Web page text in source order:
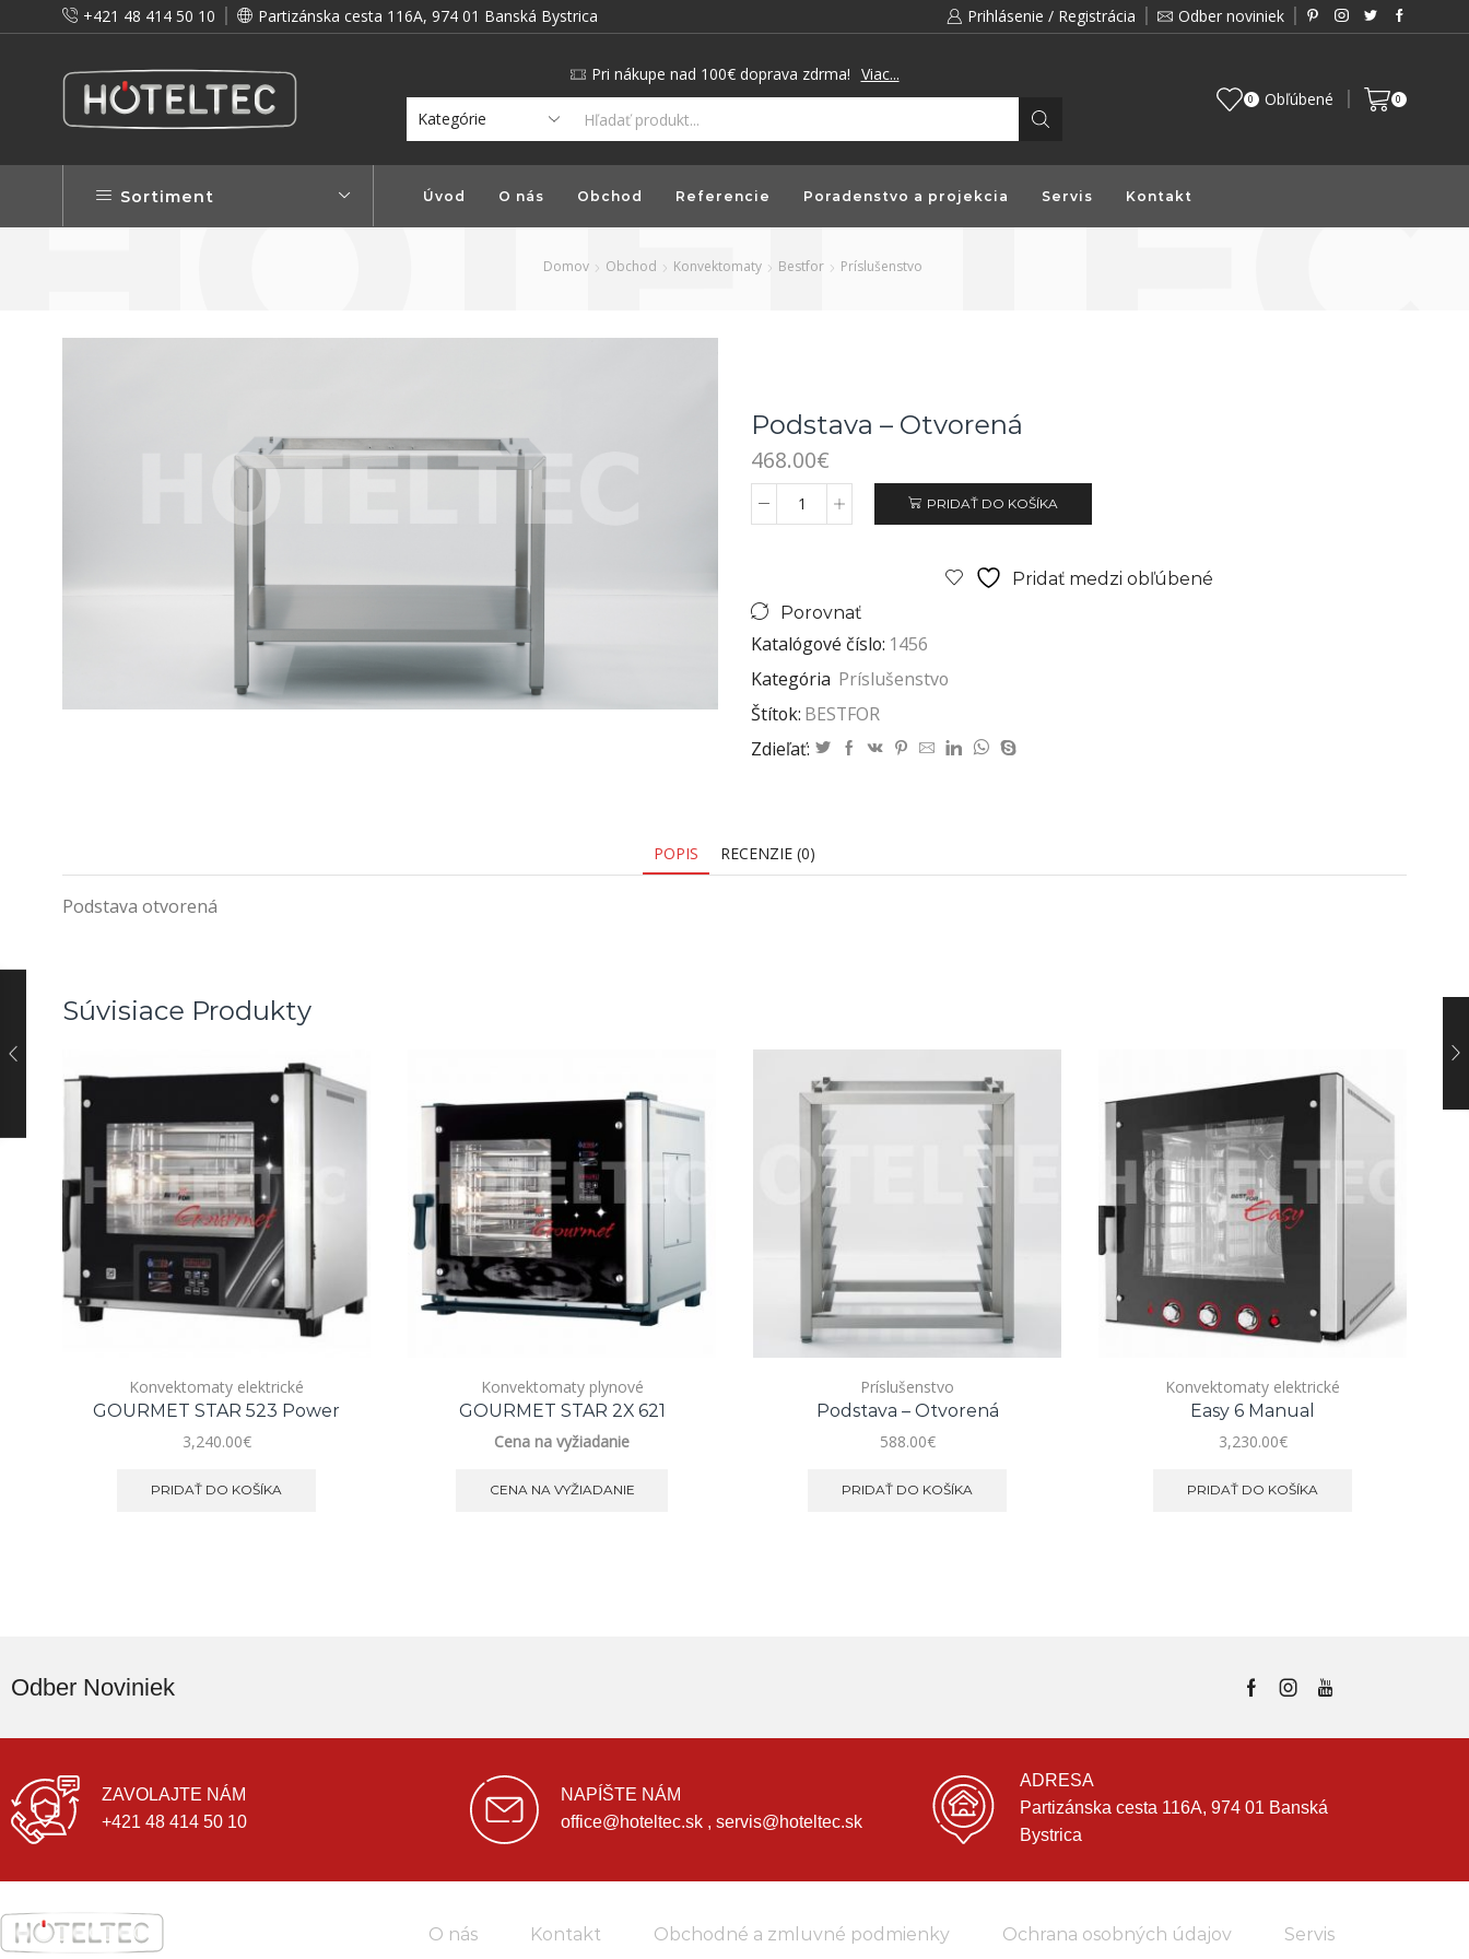
+421 48 414 50 10 Partizánska cesta 116A, 974 01 Banská Bystrica Prihlásenie / Registrácia Odber noviniek
a preto vám prinášame vernostné zľavy! Pri nákupe nad 100€ doprava zdrma! Viac...
0 Obľúbené 0
Sortiment Úvod O nás Obchod Referencie Poradenstvo a projekcia Servis Kontakt
Domov Obchod Konvektomaty Bestfor Príslušenstvo
Podstava – Otvorená
468.00€
PRIDAŤ DO KOŠÍKA
Pridať medzi obľúbené
Porovnať
Katalógové číslo: 1456
Kategória Príslušenstvo
Štítok: BESTFOR
Zdieľať:
POPIS RECENZIE (0)
Podstava otvorená
Súvisiace Produkty
Konvektomaty elektrické
GOURMET STAR 523 Power
3,240.00€
PRIDAŤ DO KOŠÍKA
Konvektomaty plynové
GOURMET STAR 2X 621
Cena na vyžiadanie
CENA NA VYŽIADANIE
Príslušenstvo
Podstava – Otvorená
588.00€
PRIDAŤ DO KOŠÍKA
Konvektomaty elektrické
Easy 6 Manual
3,230.00€
PRIDAŤ DO KOŠÍKA
Odber Noviniek
ZAVOLAJTE NÁM
+421 48 414 50 10
NAPÍŠTE NÁM
office@hoteltec.sk , servis@hoteltec.sk
ADRESA
Partizánska cesta 116A, 974 01 Banská
Bystrica
O nás Kontakt Obchodné a zmluvné podmienky Ochrana osobných údajov Servis